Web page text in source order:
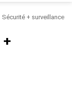
Sécurité + surveillance